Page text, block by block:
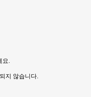
요.
지 않습니다.